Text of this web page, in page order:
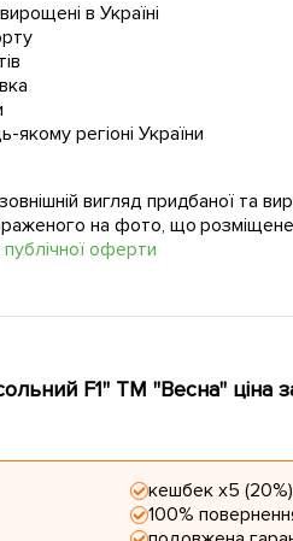
в Україні
регіоні України
вигляд придбаної та
на фото, що
публічної оферти
F1" ТМ "Весна" ціна
кешбек х5 (20%)
100%